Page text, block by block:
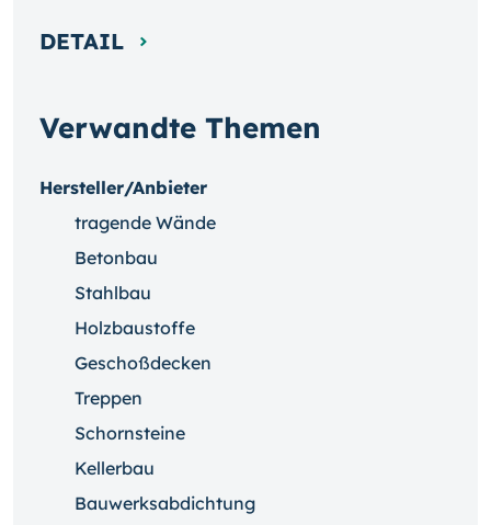
Verwandte Themen
Hersteller/Anbieter
tragende Wände
Betonbau
Stahlbau
Holzbaustoffe
Geschoßdecken
Treppen
Schornsteine
Kellerbau
Bauwerksabdichtung
DETAIL